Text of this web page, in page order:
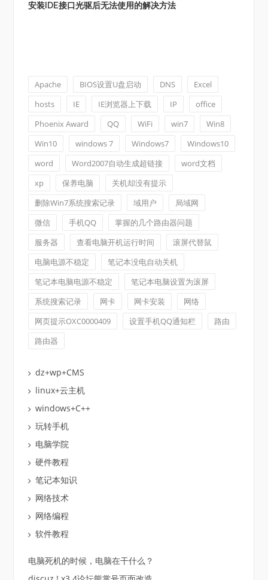
安装IDE接口光驱后无法使用的解决方法
Apache BIOS设置U盘启动 DNS
Excel
hosts
IE IE浏览器上下载 IP
office
Phoenix Award
QQ WiFi win7
Win8
Win10
windows 7 Windows7
Windows10
word
Word2007自动生成超链接
word文档
xp
保养电脑
关机却没有提示
删除Win7系统搜索记录
域用户
局域网
微信
手机QQ
掌握的几个路由器问题
服务器
查看电脑开机运行时间
滚屏代替鼠
电脑电源不稳定
笔记本没电自动关机
笔记本电脑电源不稳定
笔记本电脑设置为滚屏
系统搜索记录
网卡 网卡安装
网络
网页提示OXC0000409
设置手机QQ通知栏
路由
路由器
dz+wp+CMS
linux+云主机
windows+C++
玩转手机
电脑学院
硬件教程
笔记本知识
网络技术
网络编程
软件教程
电脑死机的时候，电脑在干什么？